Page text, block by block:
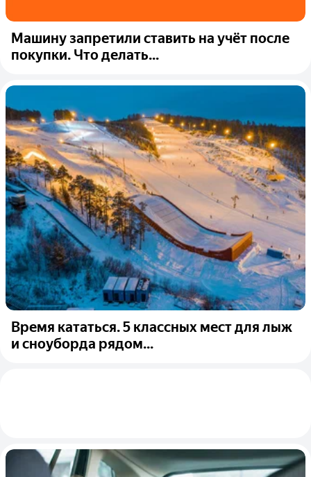
Машину запретили ставить на учёт после
покупки. Что делать...
Время кататься. 5 классных мест для лыж
и сноуборда рядом...